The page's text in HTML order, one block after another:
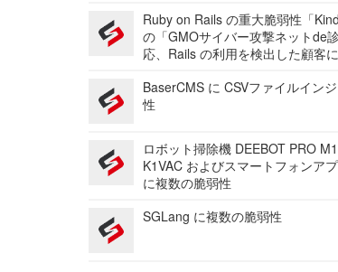
Ruby on Rails の重大脆弱性「
の「GMOサイバー攻撃ネットde
応、Rails の利用を検出した顧客
BaserCMS に CSVファイルイン
性
ロボット掃除機 DEEBOT PRO
K1VAC およびスマートフォンア
に複数の脆弱性
SGLang に複数の脆弱性